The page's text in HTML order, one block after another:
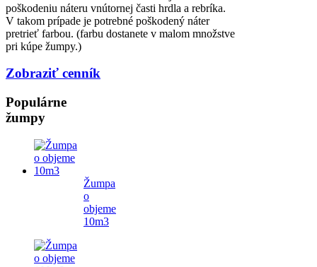
poškodeniu náteru vnútornej časti hrdla a rebríka.
V takom prípade je potrebné poškodený náter
pretrieť farbou. (farbu dostanete v malom množstve
pri kúpe žumpy.)
Zobraziť cenník
Populárne
žumpy
Žumpa
o
objeme
10m3